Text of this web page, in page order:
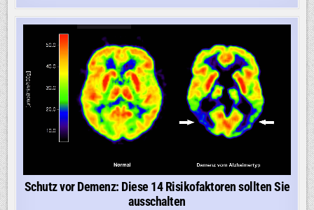
Schutz vor Demenz: Diese 14 Risikofaktoren sollten Sie
ausschalten